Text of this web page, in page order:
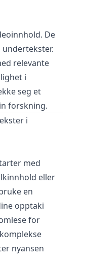
De
relevante
i
seg et
forskning.
i
med
eller
en
opptaki
for
nyansen